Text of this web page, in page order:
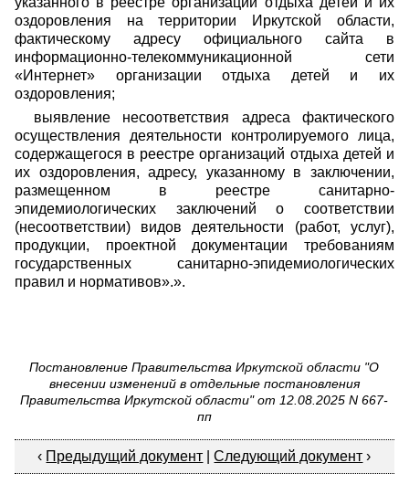
оздоровления на территории Иркутской области,
фактическому адресу официального сайта в
информационно-телекоммуникационной сети
«Интернет» организации отдыха детей и их
оздоровления;
выявление несоответствия адреса фактического
осуществления деятельности контролируемого лица,
содержащегося в реестре организаций отдыха детей и
их оздоровления, адресу, указанному в заключении,
размещенном в реестре санитарно-
эпидемиологических заключений о соответствии
(несоответствии) видов деятельности (работ, услуг),
продукции, проектной документации требованиям
государственных санитарно-эпидемиологических
правил и нормативов».».
Постановление Правительства Иркутской области "О
внесении изменений в отдельные постановления
Правительства Иркутской области" от 12.08.2025 N 667-
пп
‹ Предыдущий документ |Следующий документ ›